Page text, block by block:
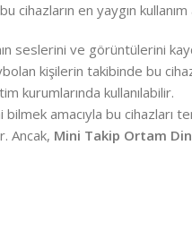
en yaygın kullanım
seslerini ve görüntülerini
kişilerin takibinde bu
kurumlarında kullanılabilir.
amacıyla bu cihazları
Ancak, Mini Takip Ortam